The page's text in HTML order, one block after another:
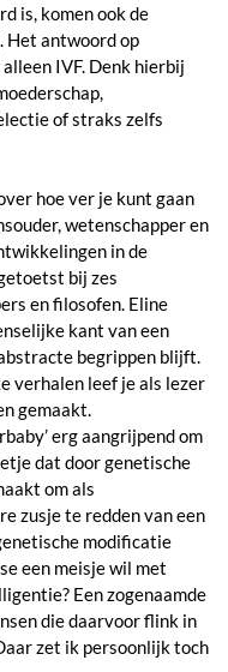
is, komen ook de
Het antwoord op
IVF. Denk hierbij
of straks zelfs
hoe ver je kunt gaan
wetenschapper en
in de
bij zes
en filosofen. Eline
kant van een
begrippen blijft.
verhalen leef je als lezer
gemaakt.
erg aangrijpend om
dat door genetische
om als
zusje te redden van een
modificatie
een meisje wil met
Een zogenaamde
die daarvoor flink in
zet ik persoonlijk toch